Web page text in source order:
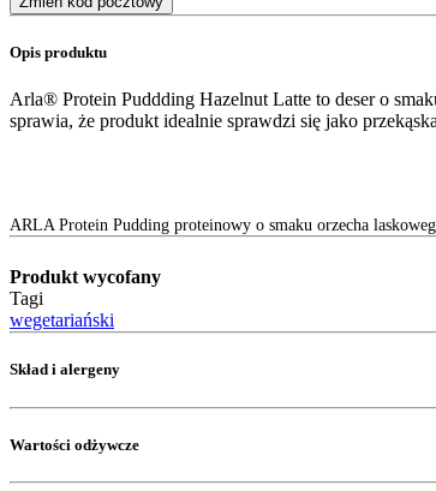
Opis produktu
Arla® Protein Puddding Hazelnut Latte to deser o
sprawia, że produkt idealnie sprawdzi się jako
ARLA Protein Pudding proteinowy o smaku orzecha
Produkt wycofany
Tagi
wegetariański
Skład i alergeny
Wartości odżywcze